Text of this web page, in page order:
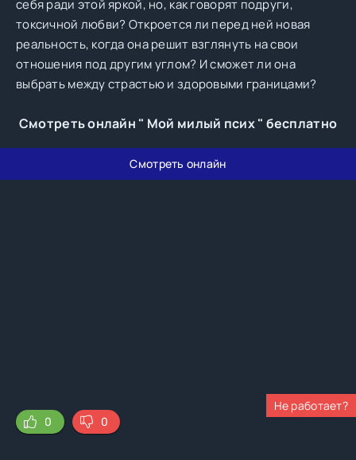
себя ради этой яркой, но, как говорят подруги,
токсичной любви? Откроется ли перед ней новая
реальность, когда она решит взглянуть на свои
отношения под другим углом? И сможет ли она
выбрать между страстью и здоровыми границами?
Смотреть онлайн " Мой милый псих " бесплатно
Смотреть онлайн
Не работает?
0
0